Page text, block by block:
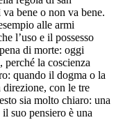
bene o non va bene.
alle armi
l’uso e il possesso
di morte: oggi
la coscienza
quando il dogma o la
direzione, con le tre
sia molto chiaro: una
suo pensiero è una